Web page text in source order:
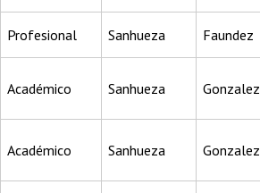
Profesional Sanhueza Faundez
Académico Sanhueza Gonzalez
Académico Sanhueza Gonzalez